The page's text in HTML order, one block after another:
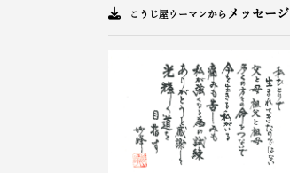
こうじ屋ウーマンから メッセージ